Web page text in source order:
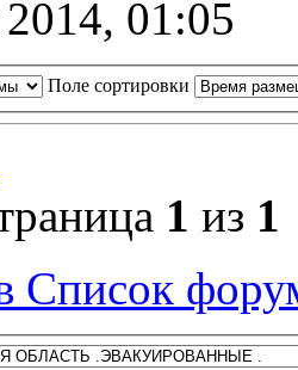
01:05
Поле сортировки
1 из 1
Список